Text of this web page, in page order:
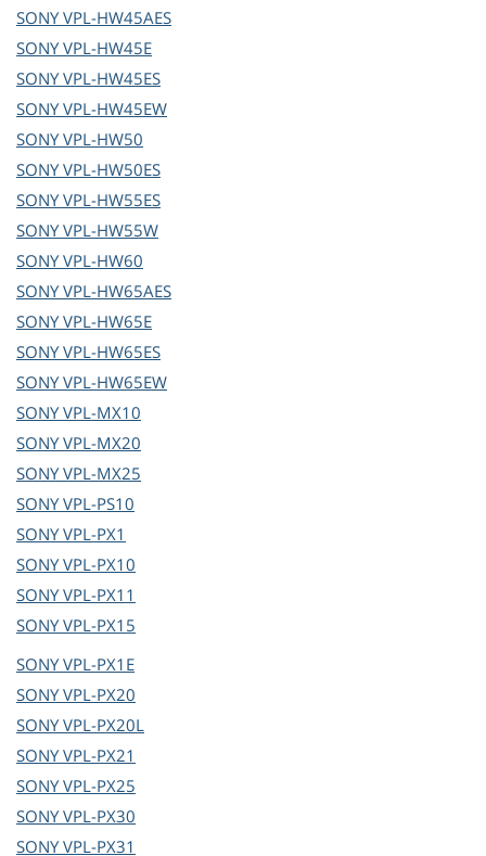
SONYVPL-HW45AES
SONYVPL-HW45E
SONYVPL-HW45ES
SONYVPL-HW45EW
SONYVPL-HW50
SONYVPL-HW50ES
SONYVPL-HW55ES
SONYVPL-HW55W
SONYVPL-HW60
SONYVPL-HW65AES
SONYVPL-HW65E
SONYVPL-HW65ES
SONYVPL-HW65EW
SONYVPL-MX10
SONYVPL-MX20
SONYVPL-MX25
SONYVPL-PS10
SONYVPL-PX1
SONYVPL-PX10
SONYVPL-PX11
SONYVPL-PX15
SONYVPL-PX1E
SONYVPL-PX20
SONYVPL-PX20L
SONYVPL-PX21
SONYVPL-PX25
SONYVPL-PX30
SONYVPL-PX31